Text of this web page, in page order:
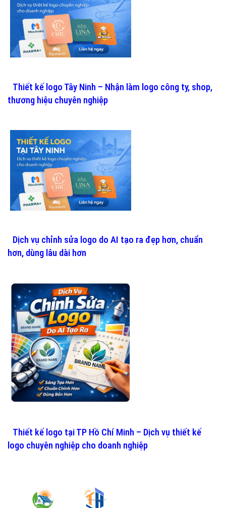
Thiết kế logo Tây Ninh – Nhận làm logo công ty, shop,
thương hiệu chuyên nghiệp
Dịch vụ chỉnh sửa logo do AI tạo ra đẹp hơn, chuẩn
hơn, dùng lâu dài hơn
Thiết kế logo tại TP Hồ Chí Minh – Dịch vụ thiết kế
logo chuyên nghiệp cho doanh nghiệp